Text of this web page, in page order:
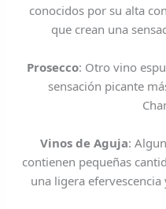
conocidos por su alta
que crean una
Prosecco: Otro vino
sensación picante
Vinos de Aguja:
contienen pequeñas
una ligera